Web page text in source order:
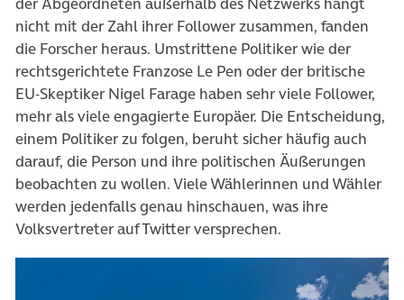
nicht mit der Zahl ihrer Follower zusammen, fanden
die Forscher heraus. Umstrittene Politiker wie der
rechtsgerichtete Franzose Le Pen oder der britische
EU-Skeptiker Nigel Farage haben sehr viele Follower,
mehr als viele engagierte Europäer. Die Entscheidung,
einem Politiker zu folgen, beruht sicher häufig auch
darauf, die Person und ihre politischen Äußerungen
beobachten zu wollen. Viele Wählerinnen und Wähler
werden jedenfalls genau hinschauen, was ihre
Volksvertreter auf Twitter versprechen.